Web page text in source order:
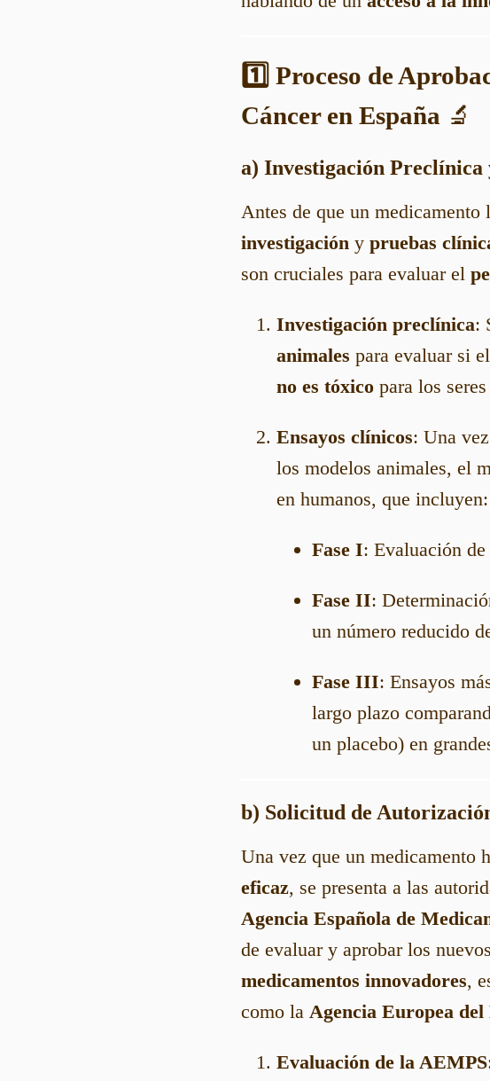
1️⃣ Proceso de
Cáncer en España 🔬
a) Investigación Preclínica
Antes de que un medicamento
investigación y pruebas
son cruciales para evaluar el
Investigación preclínica:
animales para evaluar si
no es tóxico para los
Ensayos clínicos: Una
los modelos animales, el
en humanos, que incluyen:
Fase I: Evaluación
Fase II:
un número reducido
Fase III: Ensayos
largo plazo
un placebo) en
b) Solicitud de
Una vez que un medicamento
eficaz, se presenta a las
Agencia Española de
de evaluar y aprobar los
medicamentos innovadores,
como la Agencia Europea
Evaluación de la AEMPS